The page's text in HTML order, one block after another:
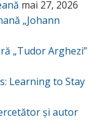
mai 27, 2026
„Johann
„Tudor Arghezi”
Learning to Stay
și autor